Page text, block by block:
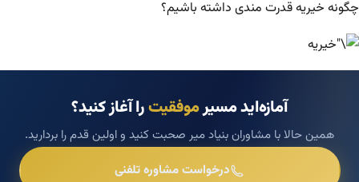
چگونه خیریه قدرت مندی داشته باشیم؟
آمازه‌اید مسیرموفقیترا آغاز کنید؟
همین حالا با مشاوران بنیاد میر صحبت کنید و اولین قدم را بردارید.
درخواست مشاوره تلفنی